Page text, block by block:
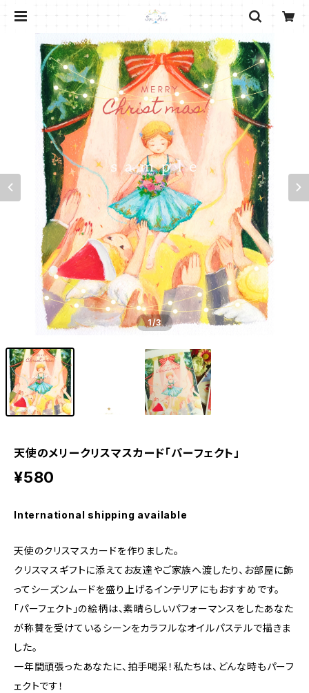
1/3
天使のメリークリスマスカード「パーフェクト」
¥580
International shipping available
天使のクリスマスカードを作りました。
クリスマスギフトに添えてお友達やご家族へ渡したり、お部屋に飾
ってシーズンムードを盛り上げるインテリアにもおすすめです。
「パーフェクト」の絵柄は、素晴らしいパフォーマンスをしたあなた
が称賛を受けているシーンをカラフルなオイルパステルで描きま
した。
一年間頑張ったあなたに、拍手喝采！私たちは、どんな時もパーフ
ェクトです！